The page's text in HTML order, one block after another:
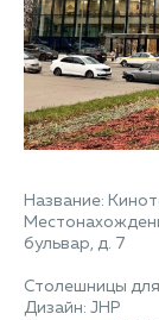
Название:
бульвар, д. 7
Столешницы
Дизайн: JHP